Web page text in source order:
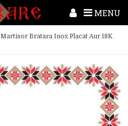
MENU
Martisor Bratara Inox Placat Aur 18K